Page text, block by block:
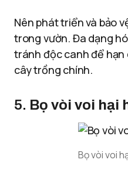
Nên phát triển và bảo
trong vườn. Đa dạng
tránh độc canh để hạn
cây trồng chính.
5. Bọ vòi voi hại
Bọ vòi voi